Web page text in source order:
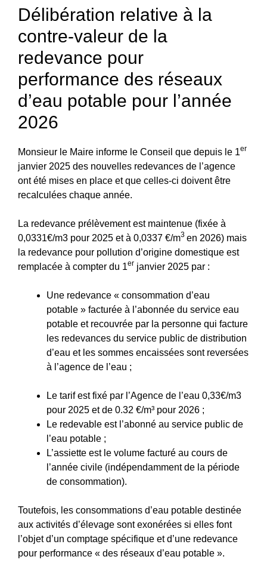
Délibération relative à la
contre-valeur de la
redevance pour
performance des réseaux
d’eau potable pour l’année
2026
Monsieur le Maire informe le Conseil que depuis le 1er
janvier 2025 des nouvelles redevances de l’agence
ont été mises en place et que celles-ci doivent être
recalculées chaque année.
La redevance prélèvement est maintenue (fixée à
0,0331€/m3 pour 2025 et à 0,0337 €/m3 en 2026) mais
la redevance pour pollution d’origine domestique est
remplacée à compter du 1er janvier 2025 par :
Une redevance « consommation d’eau
potable » facturée à l’abonnée du service eau
potable et recouvrée par la personne qui facture
les redevances du service public de distribution
d’eau et les sommes encaissées sont reversées
à l’agence de l’eau ;
Le tarif est fixé par l’Agence de l’eau 0,33€/m3
pour 2025 et de 0.32 €/m³ pour 2026 ;
Le redevable est l’abonné au service public de
l’eau potable ;
L’assiette est le volume facturé au cours de
l’année civile (indépendamment de la période
de consommation).
Toutefois, les consommations d’eau potable destinée
aux activités d’élevage sont exonérées si elles font
l’objet d’un comptage spécifique et d’une redevance
pour performance « des réseaux d’eau potable ».